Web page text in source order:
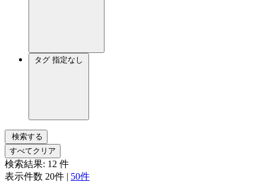
タグ 指定なし
検索する
すべてクリア
検索結果: 12 件
表示件数 20件 | 50件